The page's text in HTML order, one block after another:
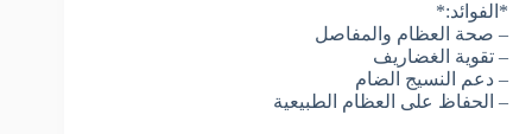
*الفوائد:*
– صحة العظام والمفاصل
– تقوية الغضاريف
– دعم النسيج الضام
– الحفاظ على العظام الطبيعية